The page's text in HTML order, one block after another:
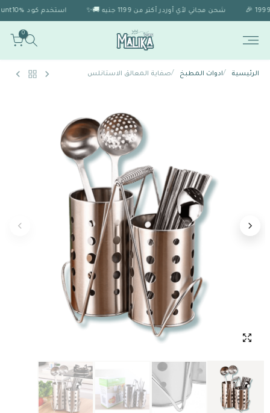
استخدم كود Discount10% 🎁 للحصول على خصم 10% لو الاوردر اكتر من 1999 🎉 شحن مجاني لأي أوردر أكتر من 1199 جنيه 🚚✨
0
الرئيسية /ادوات المطبخ /صفاية المعالق الاستانلس